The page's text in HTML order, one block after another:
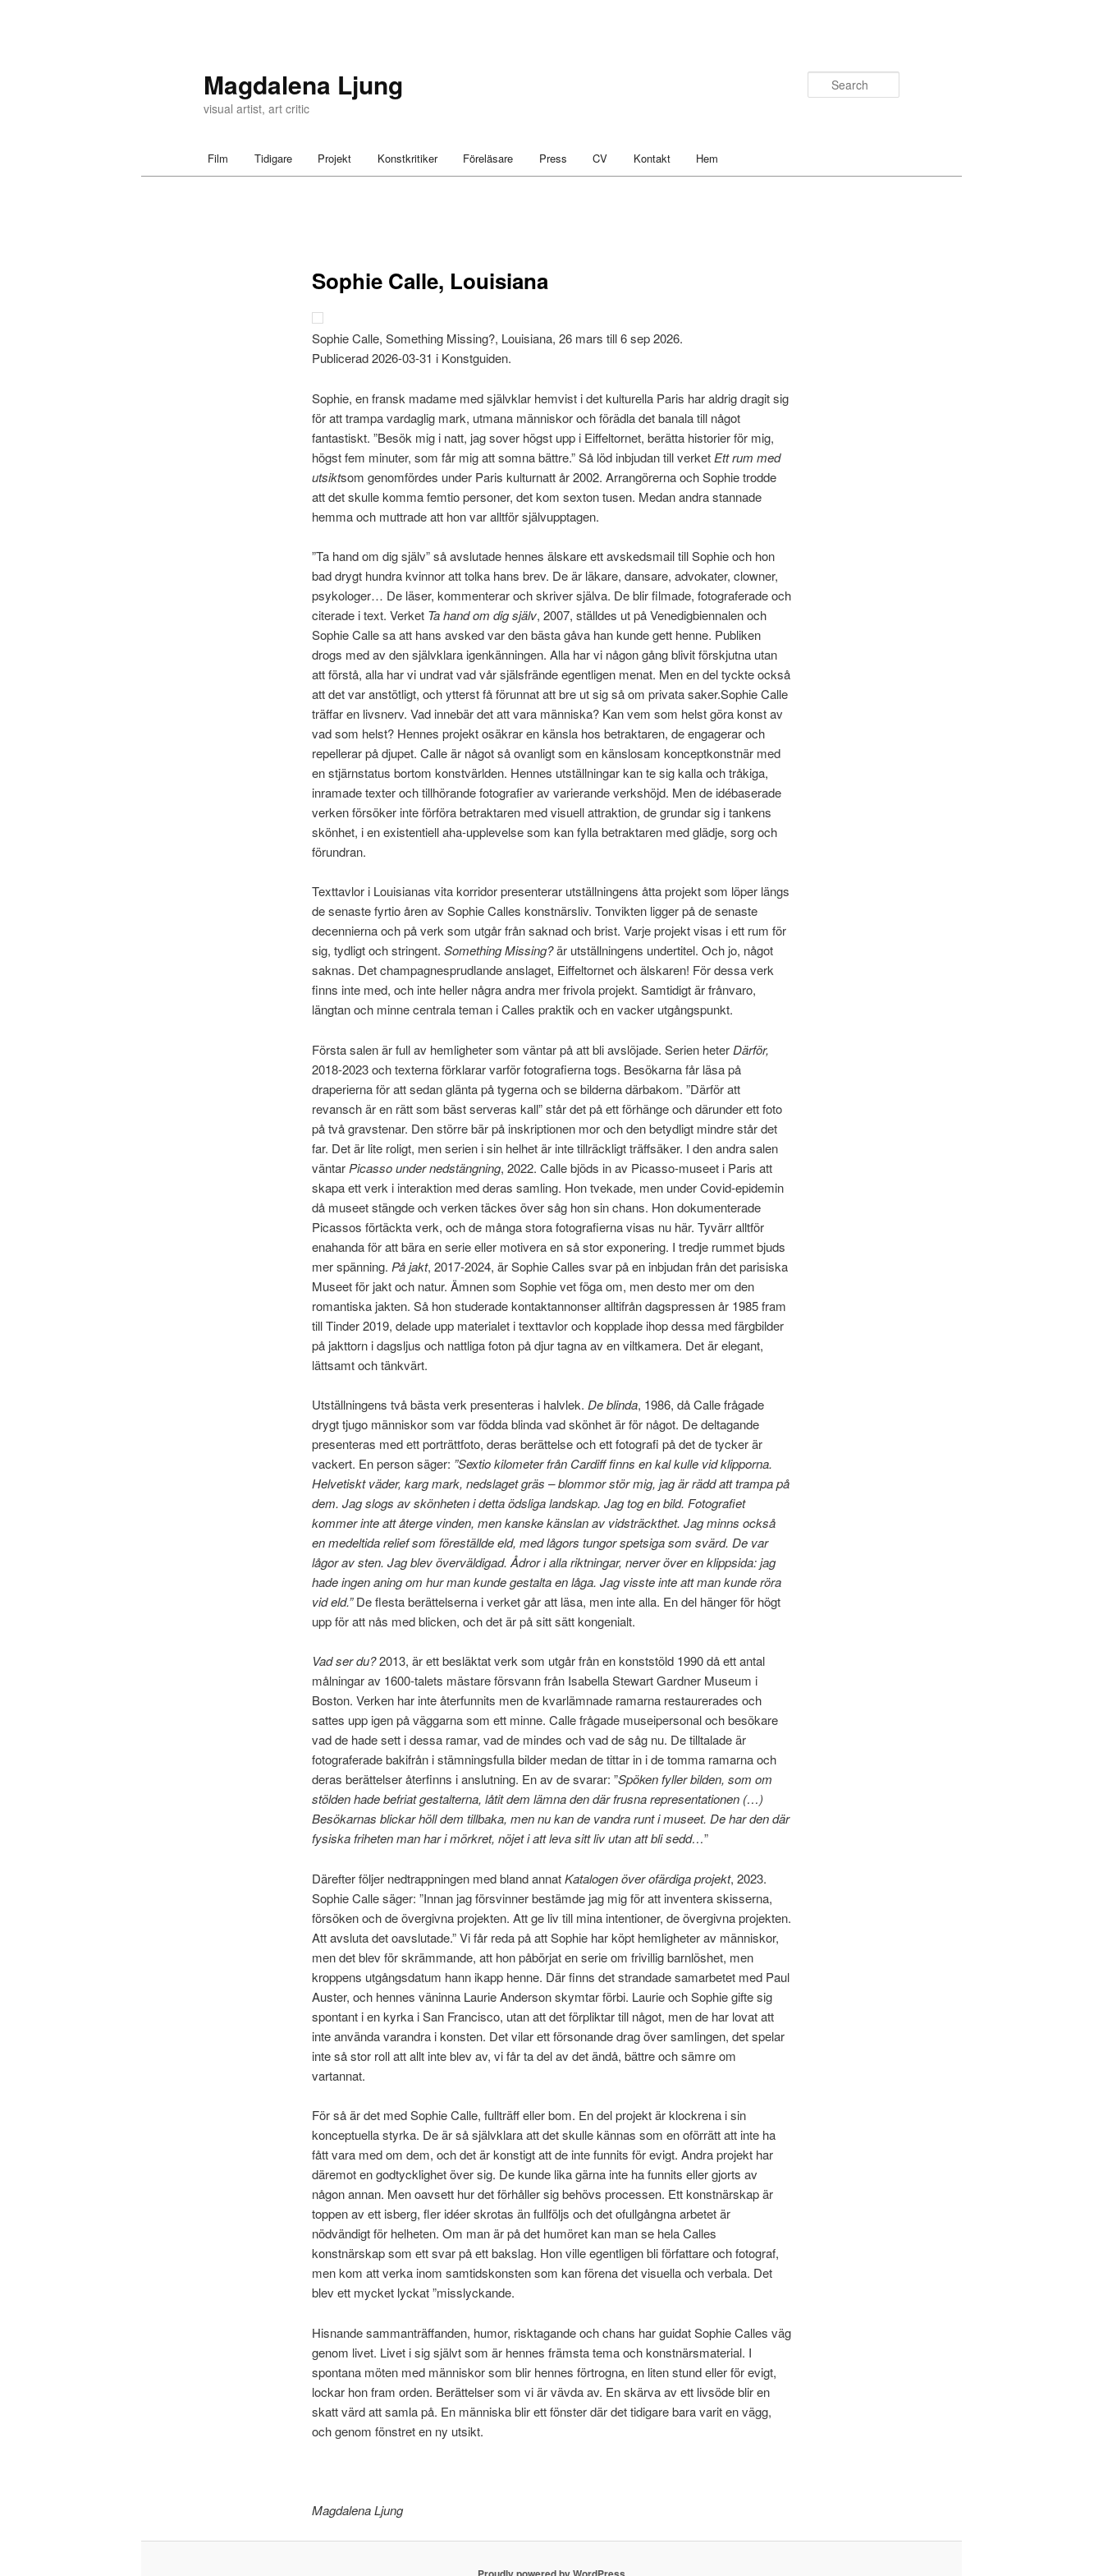
Magdalena Ljung
visual artist, art critic
Skip to primary content
Skip to secondary content
Film Tidigare Projekt Konstkritiker Föreläsare Press CV Kontakt Hem
Sophie Calle, Louisiana
Sophie Calle, Something Missing?, Louisiana, 26 mars till 6 sep 2026.
Publicerad 2026-03-31 i Konstguiden.
Sophie, en fransk madame med självklar hemvist i det kulturella Paris har aldrig dragit sig
för att trampa vardaglig mark, utmana människor och förädla det banala till något
fantastiskt. ”Besök mig i natt, jag sover högst upp i Eiffeltornet, berätta historier för mig,
högst fem minuter, som får mig att somna bättre.” Så löd inbjudan till verket Ett rum med
utsiktsom genomfördes under Paris kulturnatt år 2002. Arrangörerna och Sophie trodde
att det skulle komma femtio personer, det kom sexton tusen. Medan andra stannade
hemma och muttrade att hon var alltför självupptagen.
”Ta hand om dig själv” så avslutade hennes älskare ett avskedsmail till Sophie och hon
bad drygt hundra kvinnor att tolka hans brev. De är läkare, dansare, advokater, clowner,
psykologer… De läser, kommenterar och skriver själva. De blir filmade, fotograferade och
citerade i text. Verket Ta hand om dig själv, 2007, ställdes ut på Venedigbiennalen och
Sophie Calle sa att hans avsked var den bästa gåva han kunde gett henne. Publiken
drogs med av den självklara igenkänningen. Alla har vi någon gång blivit förskjutna utan
att förstå, alla har vi undrat vad vår själsfrände egentligen menat. Men en del tyckte också
att det var anstötligt, och ytterst få förunnat att bre ut sig så om privata saker.Sophie Calle
träffar en livsnerv. Vad innebär det att vara människa? Kan vem som helst göra konst av
vad som helst? Hennes projekt osäkrar en känsla hos betraktaren, de engagerar och
repellerar på djupet. Calle är något så ovanligt som en känslosam konceptkonstnär med
en stjärnstatus bortom konstvärlden. Hennes utställningar kan te sig kalla och tråkiga,
inramade texter och tillhörande fotografier av varierande verkshöjd. Men de idébaserade
verken försöker inte förföra betraktaren med visuell attraktion, de grundar sig i tankens
skönhet, i en existentiell aha-upplevelse som kan fylla betraktaren med glädje, sorg och
förundran.
Texttavlor i Louisianas vita korridor presenterar utställningens åtta projekt som löper längs
de senaste fyrtio åren av Sophie Calles konstnärsliv. Tonvikten ligger på de senaste
decennierna och på verk som utgår från saknad och brist. Varje projekt visas i ett rum för
sig, tydligt och stringent. Something Missing?är utställningens undertitel. Och jo, något
saknas. Det champagnesprudlande anslaget, Eiffeltornet och älskaren! För dessa verk
finns inte med, och inte heller några andra mer frivola projekt. Samtidigt är frånvaro,
längtan och minne centrala teman i Calles praktik och en vacker utgångspunkt.
Första salen är full av hemligheter som väntar på att bli avslöjade. Serien heter Därför,
2018-2023 och texterna förklarar varför fotografierna togs. Besökarna får läsa på
draperierna för att sedan glänta på tygerna och se bilderna därbakom. ”Därför att
revansch är en rätt som bäst serveras kall” står det på ett förhänge och därunder ett foto
på två gravstenar. Den större bär på inskriptionen mor och den betydligt mindre står det
far. Det är lite roligt, men serien i sin helhet är inte tillräckligt träffsäker. I den andra salen
väntar Picasso under nedstängning, 2022. Calle bjöds in av Picasso-museet i Paris att
skapa ett verk i interaktion med deras samling. Hon tvekade, men under Covid-epidemin
då museet stängde och verken täckes över såg hon sin chans. Hon dokumenterade
Picassos förtäckta verk, och de många stora fotografierna visas nu här. Tyvärr alltför
enahanda för att bära en serie eller motivera en så stor exponering. I tredje rummet bjuds
mer spänning. På jakt, 2017-2024, är Sophie Calles svar på en inbjudan från det parisiska
Museet för jakt och natur. Ämnen som Sophie vet föga om, men desto mer om den
romantiska jakten. Så hon studerade kontaktannonser alltifrån dagspressen år 1985 fram
till Tinder 2019, delade upp materialet i texttavlor och kopplade ihop dessa med färgbilder
på jakttorn i dagsljus och nattliga foton på djur tagna av en viltkamera. Det är elegant,
lättsamt och tänkvärt.
Utställningens två bästa verk presenteras i halvlek. De blinda, 1986, då Calle frågade
drygt tjugo människor som var födda blinda vad skönhet är för något. De deltagande
presenteras med ett porträttfoto, deras berättelse och ett fotografi på det de tycker är
vackert. En person säger: ”Sextio kilometer från Cardiff finns en kal kulle vid klipporna.
Helvetiskt väder, karg mark, nedslaget gräs – blommor stör mig, jag är rädd att trampa på
dem. Jag slogs av skönheten i detta ödsliga landskap. Jag tog en bild. Fotografiet
kommer inte att återge vinden, men kanske känslan av vidsträckthet. Jag minns också
en medeltida relief som föreställde eld, med lågors tungor spetsiga som svärd. De var
lågor av sten. Jag blev överväldigad. Ådror i alla riktningar, nerver över en klippsida: jag
hade ingen aning om hur man kunde gestalta en låga. Jag visste inte att man kunde röra
vid eld.”De flesta berättelserna i verket går att läsa, men inte alla. En del hänger för högt
upp för att nås med blicken, och det är på sitt sätt kongenialt.
Vad ser du?2013, är ett besläktat verk som utgår från en konststöld 1990 då ett antal
målningar av 1600-talets mästare försvann från Isabella Stewart Gardner Museum i
Boston. Verken har inte återfunnits men de kvarlämnade ramarna restaurerades och
sattes upp igen på väggarna som ett minne. Calle frågade museipersonal och besökare
vad de hade sett i dessa ramar, vad de mindes och vad de såg nu. De tilltalade är
fotograferade bakifrån i stämningsfulla bilder medan de tittar in i de tomma ramarna och
deras berättelser återfinns i anslutning. En av de svarar: ”Spöken fyller bilden, som om
stölden hade befriat gestalterna, låtit dem lämna den där frusna representationen (…)
Besökarnas blickar höll dem tillbaka, men nu kan de vandra runt i museet. De har den där
fysiska friheten man har i mörkret, nöjet i att leva sitt liv utan att bli sedd…”
Därefter följer nedtrappningen med bland annatKatalogen över ofärdiga projekt, 2023.
Sophie Calle säger: ”Innan jag försvinner bestämde jag mig för att inventera skisserna,
försöken och de övergivna projekten. Att ge liv till mina intentioner, de övergivna projekten.
Att avsluta det oavslutade.” Vi får reda på att Sophie har köpt hemligheter av människor,
men det blev för skrämmande, att hon påbörjat en serie om frivillig barnlöshet, men
kroppens utgångsdatum hann ikapp henne. Där finns det strandade samarbetet med Paul
Auster, och hennes väninna Laurie Anderson skymtar förbi. Laurie och Sophie gifte sig
spontant i en kyrka i San Francisco, utan att det förpliktar till något, men de har lovat att
inte använda varandra i konsten. Det vilar ett försonande drag över samlingen, det spelar
inte så stor roll att allt inte blev av, vi får ta del av det ändå, bättre och sämre om
vartannat.
För så är det med Sophie Calle, fullträff eller bom. En del projekt är klockrena i sin
konceptuella styrka. De är så självklara att det skulle kännas som en oförrätt att inte ha
fått vara med om dem, och det är konstigt att de inte funnits för evigt. Andra projekt har
däremot en godtycklighet över sig. De kunde lika gärna inte ha funnits eller gjorts av
någon annan. Men oavsett hur det förhåller sig behövs processen. Ett konstnärskap är
toppen av ett isberg, fler idéer skrotas än fullföljs och det ofullgångna arbetet är
nödvändigt för helheten. Om man är på det humöret kan man se hela Calles
konstnärskap som ett svar på ett bakslag. Hon ville egentligen bli författare och fotograf,
men kom att verka inom samtidskonsten som kan förena det visuella och verbala. Det
blev ett mycket lyckat ”misslyckande.
Hisnande sammanträffanden, humor, risktagande och chans har guidat Sophie Calles väg
genom livet. Livet i sig självt som är hennes främsta tema och konstnärsmaterial. I
spontana möten med människor som blir hennes förtrogna, en liten stund eller för evigt,
lockar hon fram orden. Berättelser som vi är vävda av. En skärva av ett livsöde blir en
skatt värd att samla på. En människa blir ett fönster där det tidigare bara varit en vägg,
och genom fönstret en ny utsikt.
Magdalena Ljung